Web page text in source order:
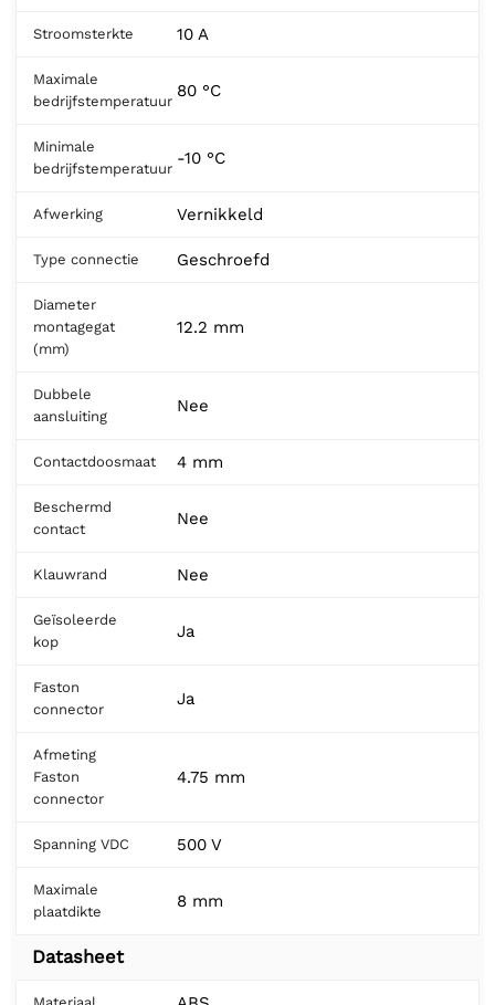
Stroomsterkte 10 A
Maximale
bedrijfstemperatuur
80 °C
Minimale
bedrijfstemperatuur
-10 °C
Afwerking Vernikkeld
Type connectie Geschroefd
Diameter
montagegat
(mm)
12.2 mm
Dubbele
aansluiting
Nee
Contactdoosmaat 4 mm
Beschermd
contact
Nee
Klauwrand Nee
Geïsoleerde
kop
Ja
Faston
connector
Ja
Afmeting
Faston
connector
4.75 mm
Spanning VDC 500 V
Maximale
plaatdikte
8 mm
Datasheet